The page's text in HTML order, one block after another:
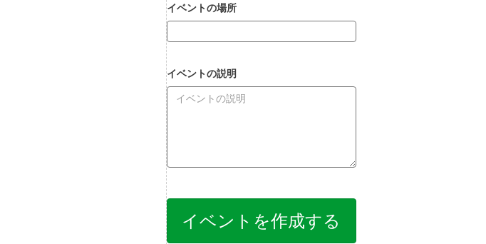
イベントの場所
イベントの説明
イベントを作成する